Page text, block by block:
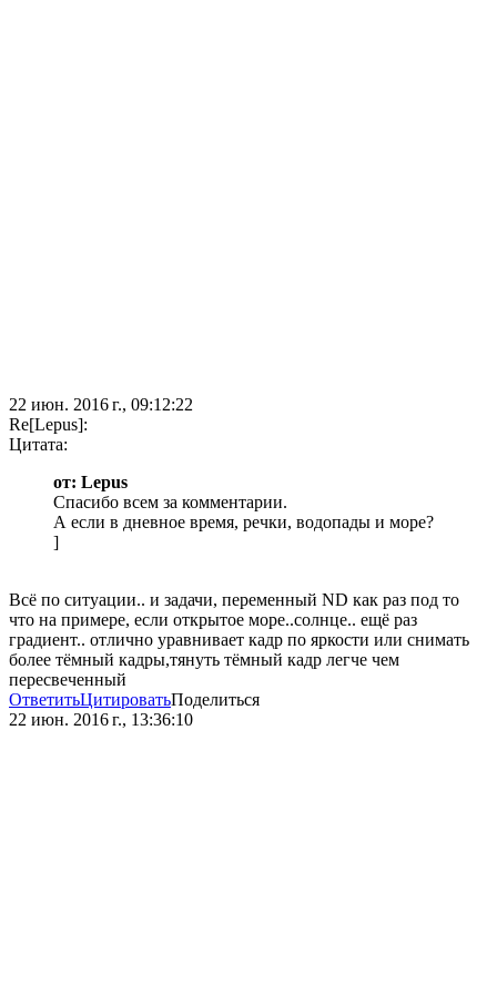
22 июн. 2016 г., 09:12:22
Re[Lepus]:
Цитата:
от: Lepus
Спасибо всем за комментарии.
А если в дневное время, речки, водопады и море?
]
Всё по ситуации.. и задачи, переменный ND как раз под то
что на примере, если открытое море..солнце.. ещё раз
градиент.. отлично уравнивает кадр по яркости или снимать
более тёмный кадры,тянуть тёмный кадр легче чем
пересвеченный
ОтветитьЦитироватьПоделиться
22 июн. 2016 г., 13:36:10